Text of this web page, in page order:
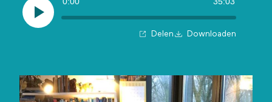
Delen Downloaden